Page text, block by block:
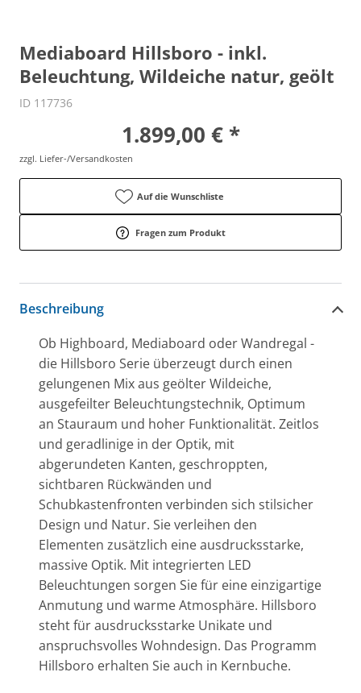
Mediaboard Hillsboro - inkl.
Beleuchtung, Wildeiche natur, geölt
ID 117736
1.899,00 € *
zzgl. Liefer-/Versandkosten
Auf die Wunschliste
Fragen zum Produkt
Beschreibung
Ob Highboard, Mediaboard oder Wandregal -
die Hillsboro Serie überzeugt durch einen
gelungenen Mix aus geölter Wildeiche,
ausgefeilter Beleuchtungstechnik, Optimum
an Stauraum und hoher Funktionalität. Zeitlos
und geradlinige in der Optik, mit
abgerundeten Kanten, geschroppten,
sichtbaren Rückwänden und
Schubkastenfronten verbinden sich stilsicher
Design und Natur. Sie verleihen den
Elementen zusätzlich eine ausdrucksstarke,
massive Optik. Mit integrierten LED
Beleuchtungen sorgen Sie für eine einzigartige
Anmutung und warme Atmosphäre. Hillsboro
steht für ausdrucksstarke Unikate und
anspruchsvolles Wohndesign. Das Programm
Hillsboro erhalten Sie auch in Kernbuche.